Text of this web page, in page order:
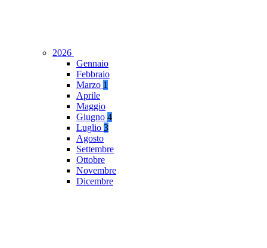
2026
Gennaio
Febbraio
Marzo 1
Aprile
Maggio
Giugno 4
Luglio 3
Agosto
Settembre
Ottobre
Novembre
Dicembre